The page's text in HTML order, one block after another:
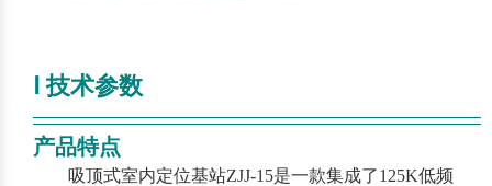
Ⅰ 技术参数
—————————————————————————
产品特点
吸顶式室内定位基站ZJJ-15是一款集成了125K低频